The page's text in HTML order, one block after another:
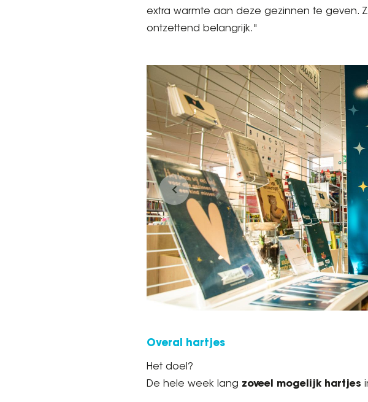
extra warmte aan deze gezinnen te geven.
ontzettend belangrijk."
Overal hartjes
Het doel?
De hele week lang zoveel mogelijk hartjes